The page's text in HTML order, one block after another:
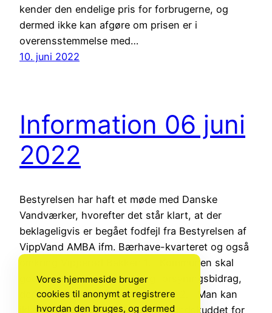
kender den endelige pris for forbrugerne, og
dermed ikke kan afgøre om prisen er i
overensstemmelse med…
10. juni 2022
Information 06 juni
2022
Bestyrelsen har haft et møde med Danske
Vandværker, hvorefter det står klart, at der
beklageligvis er begået fodfejl fra Bestyrelsen af
VippVand AMBA ifm. Bærhave-kvarteret og også
omkring Vipperød Bakker: 1. Kommunen skal
godkende alle beløb omkring forsyningsbidrag,
der ikke direkte står i takstbladet. 2. Man kan
ikke blande hovedanlægsbidrag (indskuddet for
Vores hjemmeside bruger
cookies til anonymt at registrere
hvordan den bruges, og dermed